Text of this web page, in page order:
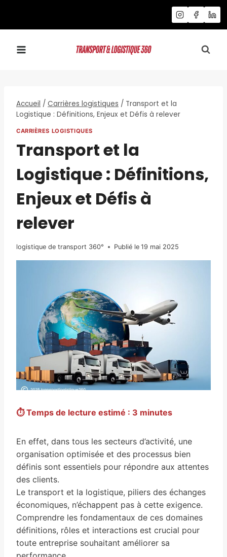
contenu
Accueil / Carrières logistiques / Transport et la
Logistique : Définitions, Enjeux et Défis à relever
CARRIÈRES LOGISTIQUES
Transport et la
Logistique : Définitions,
Enjeux et Défis à
relever
logistique de transport 360° Publié le 19 mai 2025
⏱ Temps de lecture estimé : 3 minutes
En effet, dans tous les secteurs d’activité, une
organisation optimisée et des processus bien
définis sont essentiels pour répondre aux attentes
des clients.
Le transport et la logistique, piliers des échanges
économiques, n’échappent pas à cette exigence.
Comprendre les fondamentaux de ces domaines
définitions, rôles et interactions est crucial pour
toute entreprise souhaitant améliorer sa